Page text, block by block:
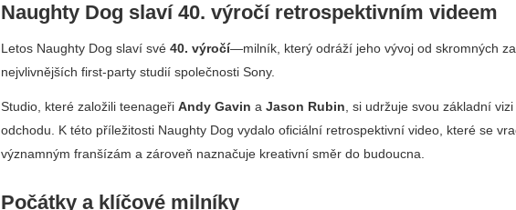
Naughty Dog slaví 40. výročí retrospektivním videem
Letos Naughty Dog slaví své 40. výročí—milník, který odráží jeho vývoj od skromných
nejvlivnějších first-party studií společnosti Sony.
Studio, které založili teenageři Andy Gavin a Jason Rubin , si udržuje svou základní
odchodu. K této příležitosti Naughty Dog vydalo oficiální retrospektivní video, které se
významným franšízám a zároveň naznačuje kreativní směr do budoucna.
Počátky a klíčové milníky